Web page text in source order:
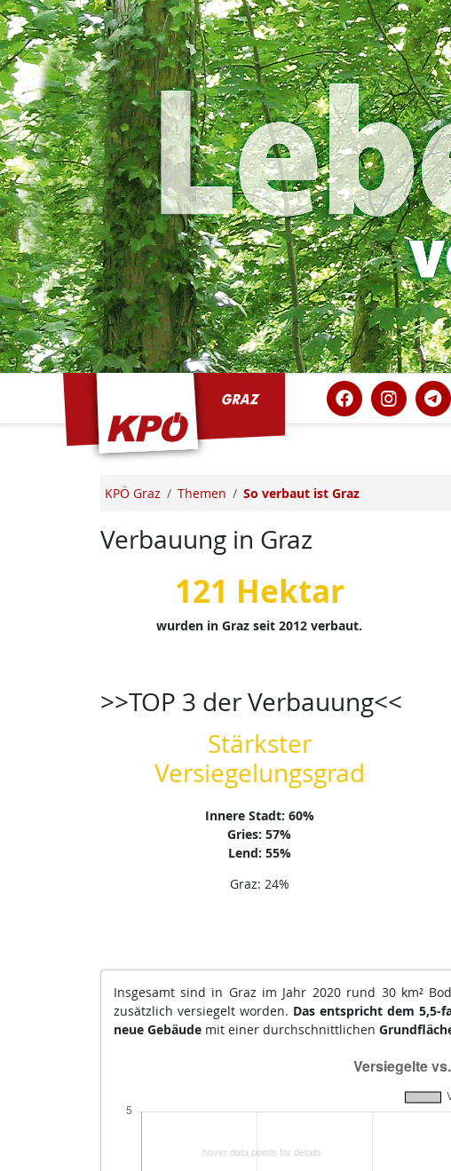
KPÖ Graz Themen So verbaut ist Graz
Verbauung in Graz
121 Hektar
wurden in Graz seit 2012 verbaut.
>>TOP 3 der Verbauung<<
Stärkster
Versiegelungsgrad
Innere Stadt: 60%
Gries: 57%
Lend: 55%
Graz: 24%
Insgesamt sind in Graz im Jahr 2020 rund 30 km²
zusätzlich versiegelt worden. Das entspricht dem 5,5-
neue Gebäudemit einer durchschnittlichen